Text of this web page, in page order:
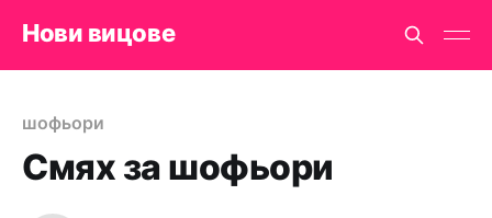
Нови вицове
шофьори
Смях за шофьори